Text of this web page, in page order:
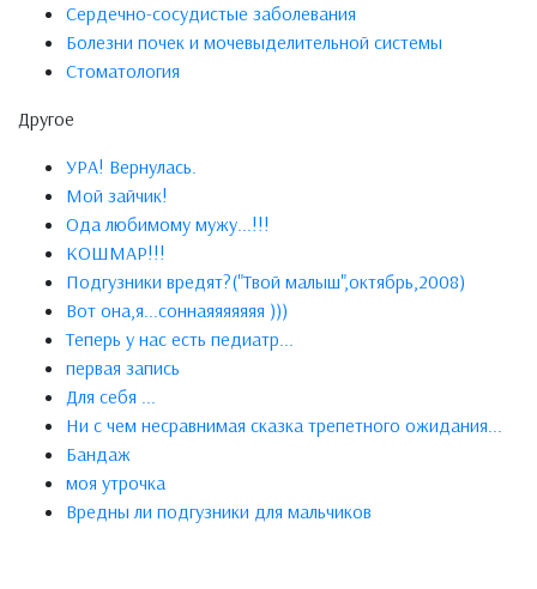
Сердечно-сосудистые заболевания
Болезни почек и мочевыделительной системы
Стоматология
Другое
УРА! Вернулась.
Мой зайчик!
Ода любимому мужу...!!!
КОШМАР!!!
Подгузники вредят?("Твой малыш",октябрь,2008)
Вот она,я...соннаяяяяяяя )))
Теперь у нас есть педиатр...
первая запись
Для себя ...
Ни с чем несравнимая сказка трепетного ожидания...
Бандаж
моя утрочка
Вредны ли подгузники для мальчиков